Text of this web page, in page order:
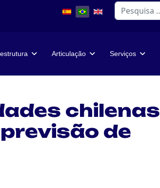
Pesquisar
Articulação Serviços
chilenas
de